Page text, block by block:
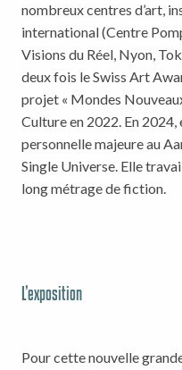
nombreux centres d’art,
international (Centre
Visions du Réel, Nyon,
deux fois le Swiss Art
projet « Mondes
Culture en 2022. En
personnelle majeure au
Single Universe. Elle
long métrage de fiction.
L’exposition
Pour cette nouvelle